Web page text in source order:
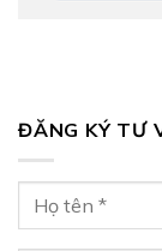
ĐĂNG KÝ TƯ